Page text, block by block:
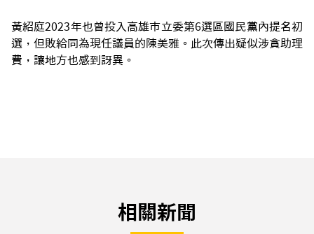
黃紹庭2023年也曾投入高雄市立委第6選區國民黨內提名初
選，但敗給同為現任議員的陳美雅。此次傳出疑似涉貪助理
費，讓地方也感到訝異。
相關新聞